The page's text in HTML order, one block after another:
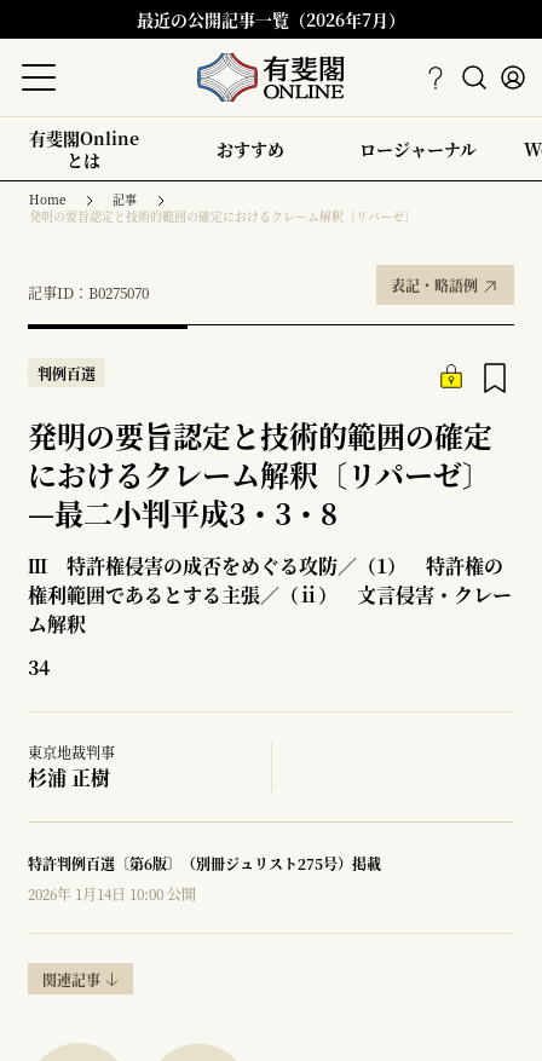
最近の公開記事一覧（2026年7月）
有斐閣Online
とは
おすすめ ロージャーナル
Home
記事
発明の要旨認定と技術的範囲の確定におけるクレーム解釈〔リパーゼ〕
記事ID：B0275070 表記・略語例
判例百選
発明の要旨認定と技術的範囲の確定
におけるクレーム解釈〔リパーゼ〕
—最二小判平成3・3・8
Ⅲ 特許権侵害の成否をめぐる攻防／（1） 特許権の
権利範囲であるとする主張／（ⅱ） 文言侵害・クレー
ム解釈
34
東京地裁判事
杉浦 正樹
特許判例百選〔第6版〕（別冊ジュリスト275号）掲載
2026年 1月14日 10:00 公開
関連記事